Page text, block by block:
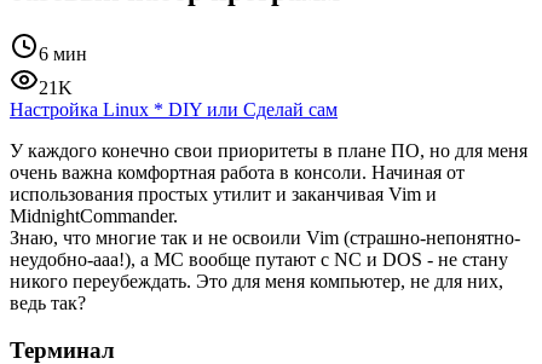
6 мин
21K
Настройка Linux * DIY или Сделай сам
У каждого конечно свои приоритеты в плане ПО, но для меня
очень важна комфортная работа в консоли. Начиная от
использования простых утилит и заканчивая Vim и
MidnightCommander.
Знаю, что многие так и не освоили Vim (страшно-непонятно-
неудобно-ааа!), а MC вообще путают с NC и DOS - не стану
никого переубеждать. Это для меня компьютер, не для них,
ведь так?
Терминал